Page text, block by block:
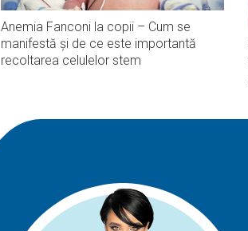
Anemia Fanconi la copii – Cum se
manifestă și de ce este importantă
recoltarea celulelor stem